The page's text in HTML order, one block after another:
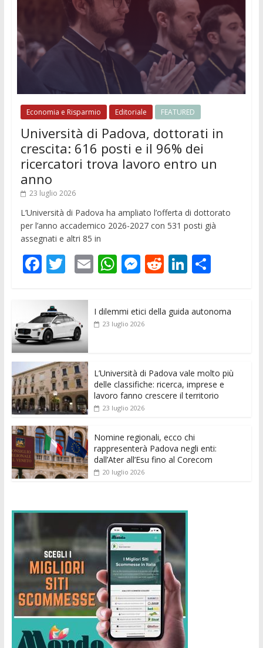
Economia e Risparmio Editoriale FEATURED
Università di Padova, dottorati in
crescita: 616 posti e il 96% dei
ricercatori trova lavoro entro un
anno
23 luglio 2026
L’Università di Padova ha ampliato l’offerta di dottorato
per l’anno accademico 2026-2027 con 531 posti già
assegnati e altri 85 in
F
e
b
o
o
k
T
itt
er
E
ai
l
W
s
p
M
ss
e
er
R
di
Li
e
C
di
I dilemmi etici della guida autonoma
23 luglio 2026
L’Università di Padova vale molto più
delle classifiche: ricerca, imprese e
lavoro fanno crescere il territorio
23 luglio 2026
Nomine regionali, ecco chi
rappresenterà Padova negli enti:
dall’Ater all’Esu fino al Corecom
20 luglio 2026